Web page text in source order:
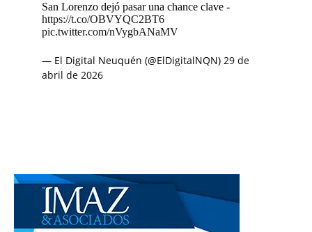
San Lorenzo dejó pasar una chance clave -
https://t.co/OBVYQC2BT6
pic.twitter.com/nVygbANaMV
— El Digital Neuquén (@ElDigitalNQN) 29 de
abril de 2026